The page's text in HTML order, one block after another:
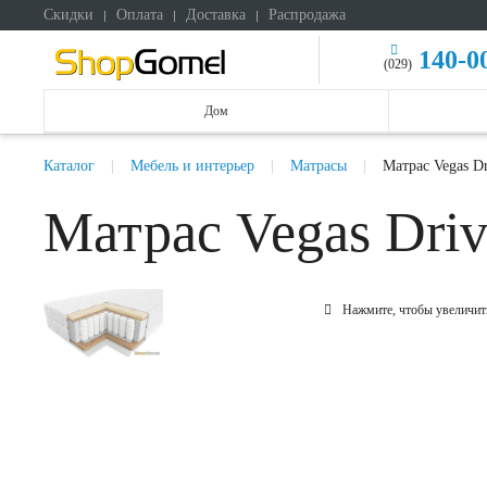
Скидки Оплата Доставка Распродажа
(029) 140-
Дом
Каталог Мебель и интерьер Матрасы Матрас Vegas
Матрас Vegas
Нажмите, чтобы